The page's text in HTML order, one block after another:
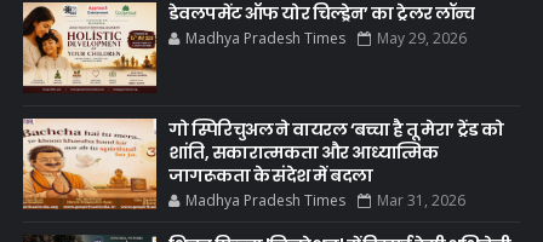
डेवलपमेंट ऑफ योर चिल्ड्रेन’ का ट्रेलर लॉन्च
Madhya Pradesh Times May 29, 2026
गो स्पिरिचुअल ने वायरल ‘बच्चा है तू मेरा’ ट्रेंड को
शांति, सकारात्मकता और आध्यात्मिक
जागरूकता के संदेश में बदला
Madhya Pradesh Times Mar 31, 2026